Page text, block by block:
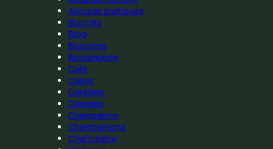
Astuces pratiques
Biscuits
Blog
Boissons
Boulangerie
Café
Cakes
Caraïbes
Céréales
Champagne
Champignons
Charcuterie